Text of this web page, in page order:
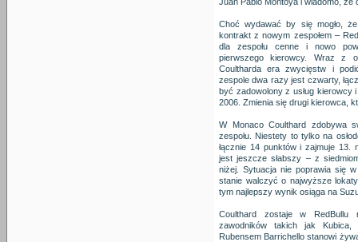
Choć wydawać by się mogło,
kontrakt z nowym zespołem –
dla zespołu cenne i nowo
pierwszego kierowcy. Wraz z
Coultharda era zwycięstw i
zespole dwa razy jest czwarty,
być zadowolony z usług kierowcy
2006. Zmienia się drugi kierowca,
W Monaco Coulthard zdobywa
zespołu. Niestety to tylko na
łącznie 14 punktów i zajmuje 13.
jest jeszcze słabszy – z
niżej. Sytuacja nie poprawia się
stanie walczyć o najwyższe
tym najlepszy wynik osiąga na
Coulthard zostaje w RedBullu
zawodników takich jak
Rubensem Barrichello stanowi